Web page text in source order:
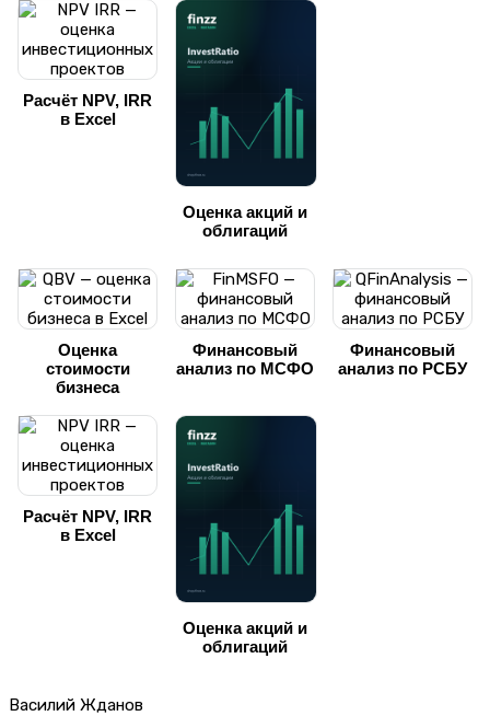
Расчёт NPV, IRR
в Excel
Оценка акций и
облигаций
Оценка
стоимости
бизнеса
Финансовый
анализ по МСФО
Финансовый
анализ по РСБУ
Расчёт NPV, IRR
в Excel
Оценка акций и
облигаций
Василий Жданов